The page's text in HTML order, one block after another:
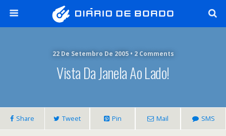
22 De Setembro De 2005 • 2 Comments
Vista Da Janela Ao Lado!
Share Tweet Pin Mail SMS